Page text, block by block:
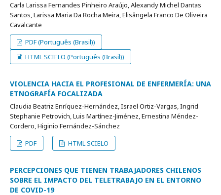
Carla Larissa Fernandes Pinheiro Araújo, Alexandy Michel Dantas
Santos, Larissa Maria Da Rocha Meira, Elisângela Franco De Oliveira
Cavalcante
PDF (Português (Brasil))
HTML SCIELO (Português (Brasil))
VIOLENCIA HACIA EL PROFESIONAL DE ENFERMERÍA: UNA
ETNOGRAFÍA FOCALIZADA
Claudia Beatriz Enríquez-Hernández, Israel Ortiz-Vargas, Ingrid
Stephanie Petrovich, Luis Martínez-Jiménez, Ernestina Méndez-
Cordero, Higinio Fernández-Sánchez
PDF
HTML SCIELO
PERCEPCIONES QUE TIENEN TRABAJADORES CHILENOS
SOBRE EL IMPACTO DEL TELETRABAJO EN EL ENTORNO
DE COVID-19